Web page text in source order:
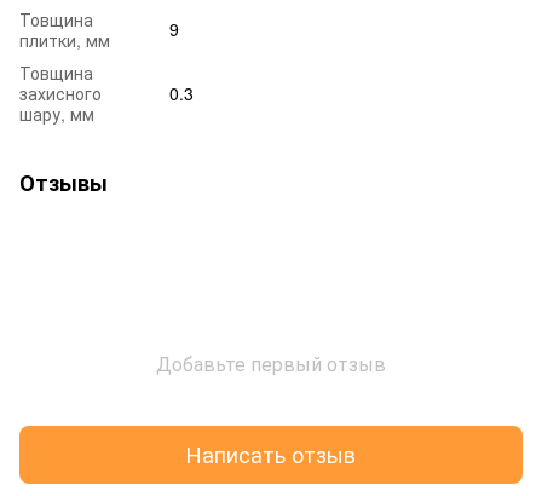
Товщина
плитки, мм
9
Товщина
захисного
шару, мм
0.3
Отзывы
Добавьте первый отзыв
Написать отзыв